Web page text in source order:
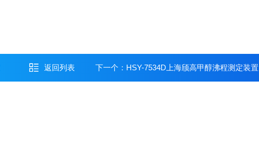
返回列表 下一个： HSY-7534D上海颀高甲醇沸程测定装置